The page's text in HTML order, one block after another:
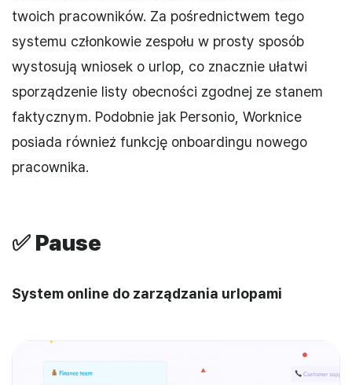
twoich pracowników. Za pośrednictwem tego
systemu członkowie zespołu w prosty sposób
wystosują wniosek o urlop, co znacznie ułatwi
sporządzenie listy obecności zgodnej ze stanem
faktycznym. Podobnie jak Personio, Worknice
posiada również funkcję onboardingu nowego
pracownika.
✅ Pause
System online do zarządzania urlopami